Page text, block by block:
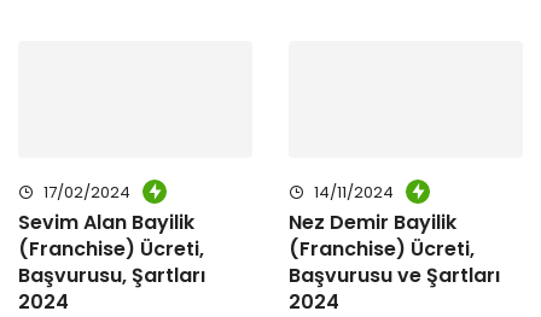
17/02/2024
Sevim Alan Bayilik
(Franchise) Ücreti,
Başvurusu, Şartları
2024
14/11/2024
Nez Demir Bayilik
(Franchise) Ücreti,
Başvurusu ve Şartları
2024